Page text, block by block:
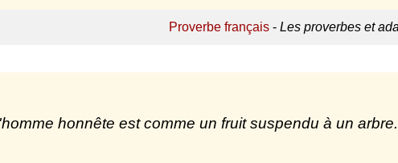
Proverbe français - Les proverbes et
honnête est comme un fruit suspendu à un arbre.